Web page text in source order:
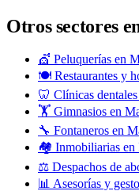
Otros sectores
💇 Peluquerías en
🍽️ Restaurantes y
🦷 Clínicas
🏋️ Gimnasios en
🔧 Fontaneros en
🏘️ Inmobiliarias en
⚖️ Despachos de
📊 Asesorías y